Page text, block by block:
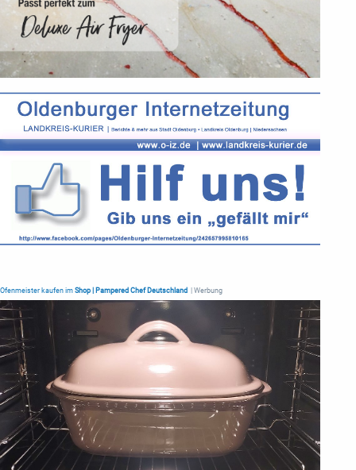
Ofenmeister kaufen im Shop | Pampered Chef Deutschland | Werbung